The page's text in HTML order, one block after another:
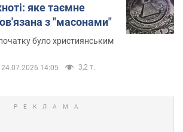
яке таємне
з "масонами"
було християнським
24.07.2026 14:05 3,2 т.